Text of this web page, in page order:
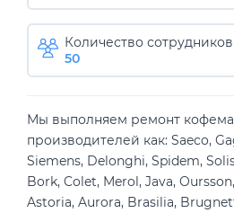
Количество сотрудников
50
Мы выполняем ремонт
производителей как: Saeco,
Siemens, Delonghi, Spidem,
Bork, Colet, Merol, Java,
Astoria, Aurora, Brasilia,